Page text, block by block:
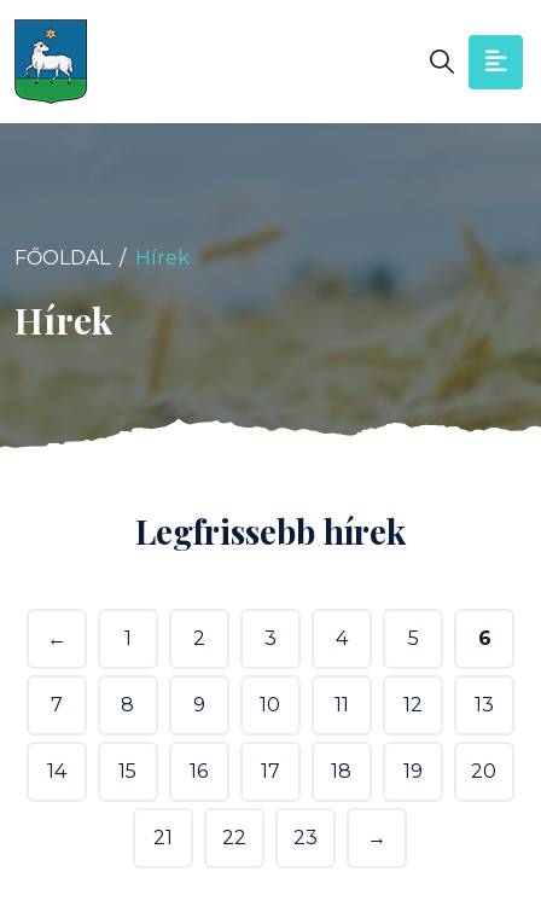
FŐOLDAL Hírek
Hírek
Legfrissebb hírek
← 1 2 3 4 5 6
7 8 9 10 11 12 13
14 15 16 17 18 19 20
21 22 23 →